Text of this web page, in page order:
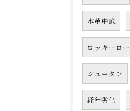
本革中底
ロッキーロー
シュータン
経年劣化